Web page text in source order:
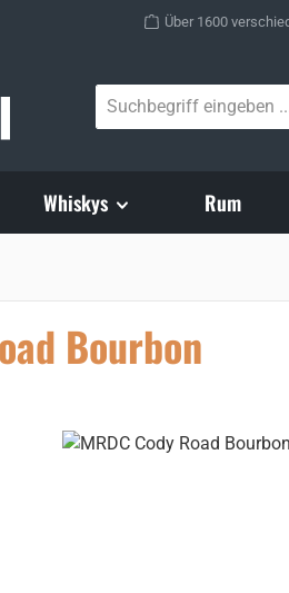
Über 1600
Whiskys Rum
Bourbon